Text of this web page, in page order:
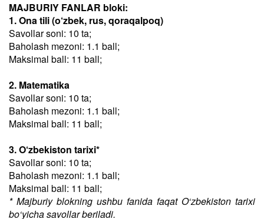
MAJBURIY FANLAR bloki:
1. Ona tili (o‘zbek, rus, qoraqalpoq)
Savollar soni: 10 ta;
Baholash mezoni: 1.1 ball;
Maksimal ball: 11 ball;
2. Matematika
Savollar soni: 10 ta;
Baholash mezoni: 1.1 ball;
Maksimal ball: 11 ball;
3. O‘zbekiston tarixi*
Savollar soni: 10 ta;
Baholash mezoni: 1.1 ball;
Maksimal ball: 11 ball;
* Majburiy blokning ushbu fanida faqat O‘zbekiston tarixi
bo‘yicha savollar beriladi.